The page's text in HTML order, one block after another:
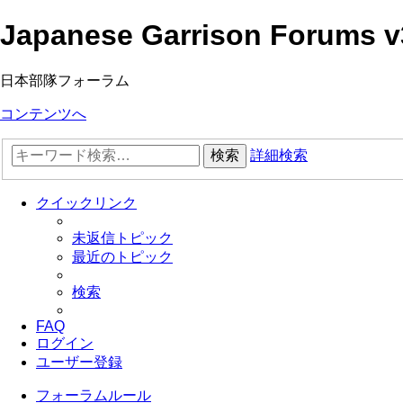
Japanese Garrison Forums
日本部隊フォーラム
コンテンツへ
検索 詳細検索
クイックリンク
未返信トピック
最近のトピック
検索
FAQ
ログイン
ユーザー登録
フォーラムルール